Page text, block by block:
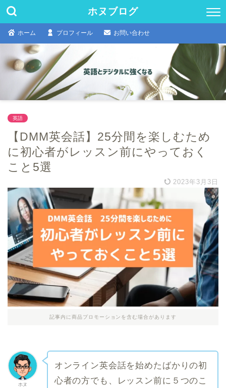
ホヌブログ
ホーム プロフィール お問い合わせ
英語
【DMM英会話】25分間を楽しむため
に初心者がレッスン前にやっておく
こと5選
2023年3月3日
記事内に商品プロモーションを含む場合があります
ホヌ
オンライン英会話を始めたばかりの初
心者の方でも、レッスン前に５つのこ